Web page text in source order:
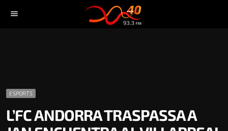
menu
ESPORTS
L’FC ANDORRA TRASPASSA A